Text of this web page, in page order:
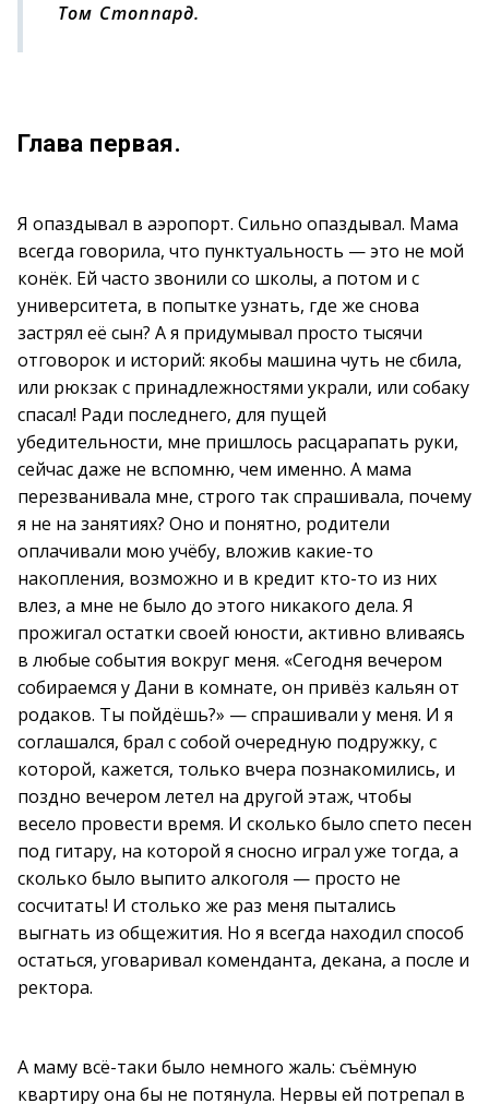
Том Стоппард.
Глава первая.
Я опаздывал в аэропорт. Сильно опаздывал. Мама
всегда говорила, что пунктуальность — это не мой
конёк. Ей часто звонили со школы, а потом и с
университета, в попытке узнать, где же снова
застрял её сын? А я придумывал просто тысячи
отговорок и историй: якобы машина чуть не сбила,
или рюкзак с принадлежностями украли, или собаку
спасал! Ради последнего, для пущей
убедительности, мне пришлось расцарапать руки,
сейчас даже не вспомню, чем именно. А мама
перезванивала мне, строго так спрашивала, почему
я не на занятиях? Оно и понятно, родители
оплачивали мою учёбу, вложив какие-то
накопления, возможно и в кредит кто-то из них
влез, а мне не было до этого никакого дела. Я
прожигал остатки своей юности, активно вливаясь
в любые события вокруг меня. «Сегодня вечером
собираемся у Дани в комнате, он привёз кальян от
родаков. Ты пойдёшь?» — спрашивали у меня. И я
соглашался, брал с собой очередную подружку, с
которой, кажется, только вчера познакомились, и
поздно вечером летел на другой этаж, чтобы
весело провести время. И сколько было спето песен
под гитару, на которой я сносно играл уже тогда, а
сколько было выпито алкоголя — просто не
сосчитать! И столько же раз меня пытались
выгнать из общежития. Но я всегда находил способ
остаться, уговаривал коменданта, декана, а после и
ректора.
А маму всё-таки было немного жаль: съёмную
квартиру она бы не потянула. Нервы ей потрепал в